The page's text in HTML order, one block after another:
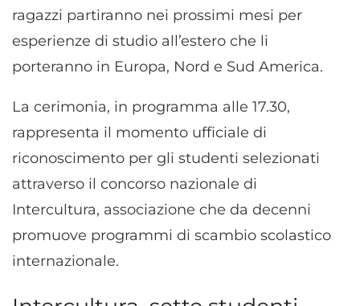
ragazzi partiranno nei prossimi mesi per
esperienze di studio all’estero che li
porteranno in Europa, Nord e Sud America.
La cerimonia, in programma alle 17.30,
rappresenta il momento ufficiale di
riconoscimento per gli studenti selezionati
attraverso il concorso nazionale di
Intercultura, associazione che da decenni
promuove programmi di scambio scolastico
internazionale.